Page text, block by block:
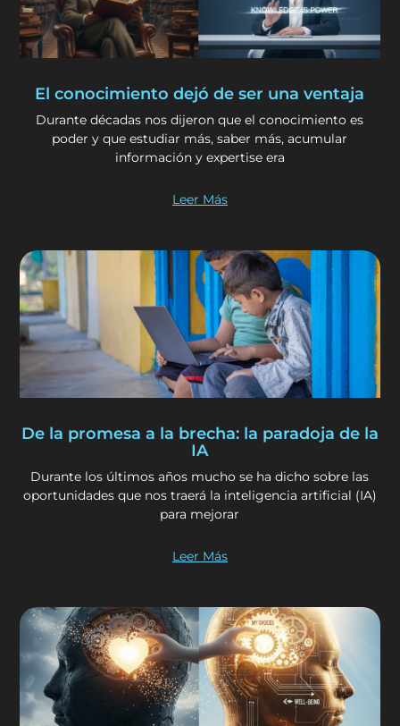
El conocimiento dejó de ser una ventaja
Durante décadas nos dijeron que el conocimiento es
poder y que estudiar más, saber más, acumular
información y expertise era
Leer Más
De la promesa a la brecha: la paradoja de la
IA
Durante los últimos años mucho se ha dicho sobre las
oportunidades que nos traerá la inteligencia artificial (IA)
para mejorar
Leer Más